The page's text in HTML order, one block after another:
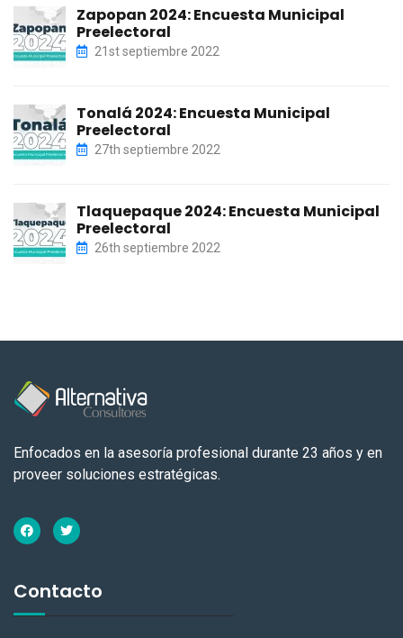
Zapopan 2024: Encuesta Municipal
Preelectoral
21st septiembre 2022
Tonalá 2024: Encuesta Municipal
Preelectoral
27th septiembre 2022
Tlaquepaque 2024: Encuesta Municipal
Preelectoral
26th septiembre 2022
Enfocados en la asesoría profesional durante 23 años y en
proveer soluciones estratégicas.
Contacto